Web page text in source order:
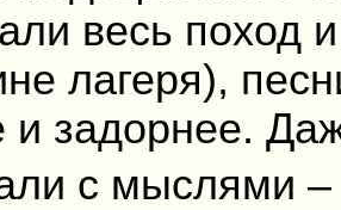
весь поход
лагеря),
и задорнее.
с мыслями –